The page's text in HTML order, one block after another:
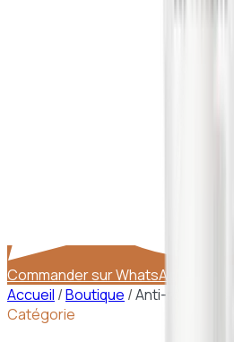
Commander sur WhatsApp
Accueil /Boutique /Anti-rougeurs
Catégorie